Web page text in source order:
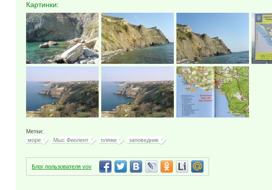
Картинки:
Метки:
море
Мыс Фиолент пляжи заповедник
Блог пользователя vov